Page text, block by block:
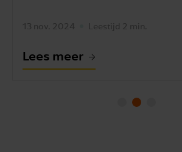
13 nov. 2024 Leestijd 2 min.
Lees meer